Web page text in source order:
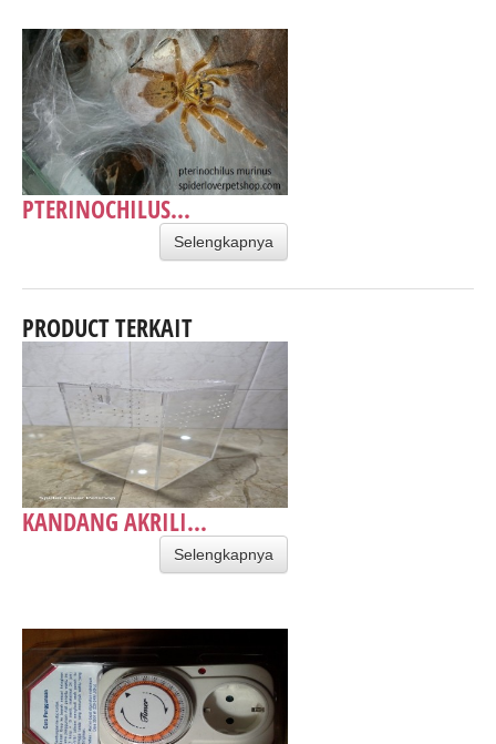
PTERINOCHILUS...
Selengkapnya
PRODUCT TERKAIT
KANDANG AKRILI...
Selengkapnya